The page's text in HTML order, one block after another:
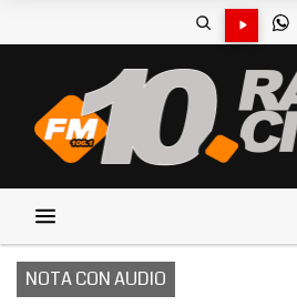
NOTA CON AUDIO